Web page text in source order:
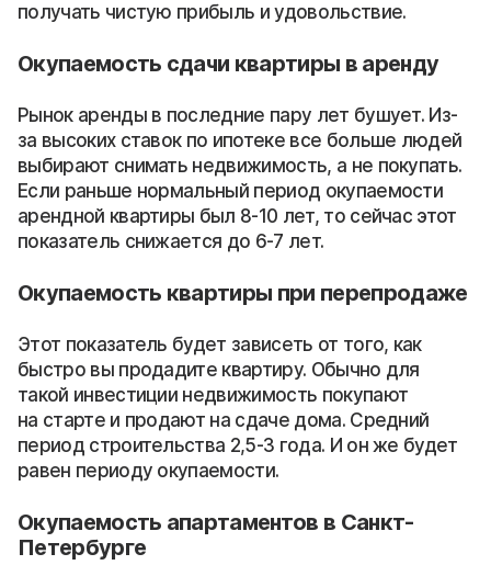
получать чистую прибыль и удовольствие.
Окупаемость сдачи квартиры в аренду
Рынок аренды в последние пару лет бушует. Из-
за высоких ставок по ипотеке все больше людей
выбирают снимать недвижимость, а не покупать.
Если раньше нормальный период окупаемости
арендной квартиры был 8-10 лет, то сейчас этот
показатель снижается до 6-7 лет.
Окупаемость квартиры при перепродаже
Этот показатель будет зависеть от того, как
быстро вы продадите квартиру. Обычно для
такой инвестиции недвижимость покупают
на старте и продают на сдаче дома. Средний
период строительства 2,5-3 года. И он же будет
равен периоду окупаемости.
Окупаемость апартаментов в Санкт-
Петербурге